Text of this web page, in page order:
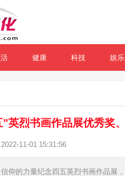
健康 科技 娱乐
”英烈书画作品展优秀奖
11-01 15:31:56
信仰的力量纪念四五英烈书画作品展